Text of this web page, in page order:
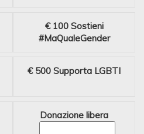
€ 100 Sostieni
#MaQualeGender
€ 500 Supporta LGBTI
Donazione libera